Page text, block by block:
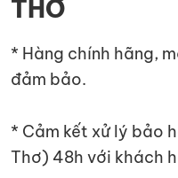
THƠ
* Hàng chính hãng,
đảm bảo.
* Cảm kết xử lý bảo
Thơ) 48h với khách